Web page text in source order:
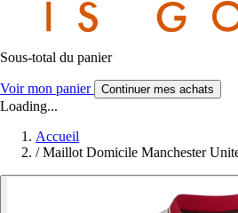
Sous-total du panier
Voir mon panier Continuer mes achats
Loading...
Accueil
/ Maillot Domicile Manchester